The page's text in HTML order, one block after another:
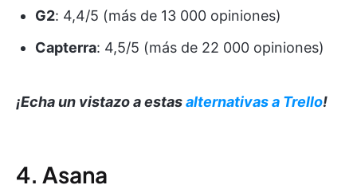
G2: 4,4/5 (más de 13 000 opiniones)
Capterra: 4,5/5 (más de 22 000 opiniones)
¡Echa un vistazo a estasalternativas a Trello!
4. Asana